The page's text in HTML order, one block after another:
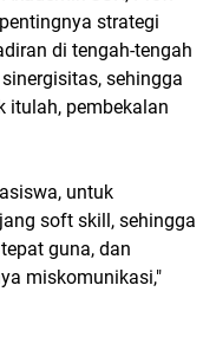
strategi
di tengah-tengah
sehingga
itulah, pembekalan
untuk
soft skill, sehingga
guna, dan
miskomunikasi,"